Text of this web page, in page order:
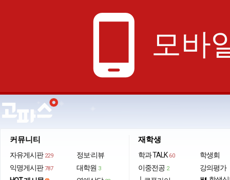
phone_android 모바
커뮤니티
자유게시판 229
익명게시판 787
정보·리뷰
대학원 3
재학생
학과 TALK 60
이중전공 2
학생회
강의평가